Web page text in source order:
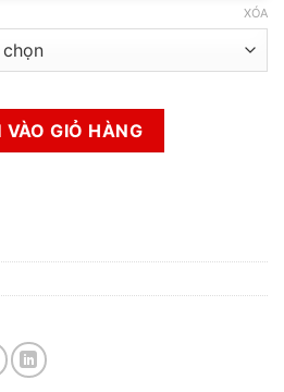
XÓA
Nike số lượng
VÀO GIỎ HÀNG